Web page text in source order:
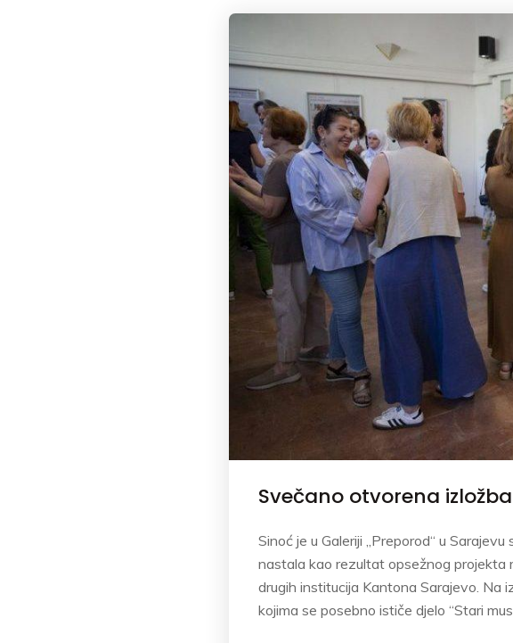
Svečano otvorena
Sinoć je u Galeriji „Preporod“ u
nastala kao rezultat opsežnog projekta
drugih institucija Kantona Sarajevo. Na
kojima se posebno ističe djelo “Stari